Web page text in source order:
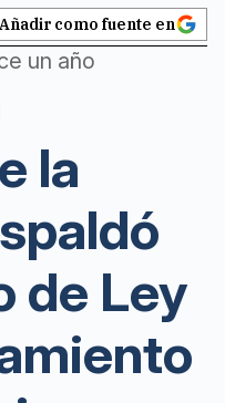
Añadir como fuente en
un año
la
de Ley